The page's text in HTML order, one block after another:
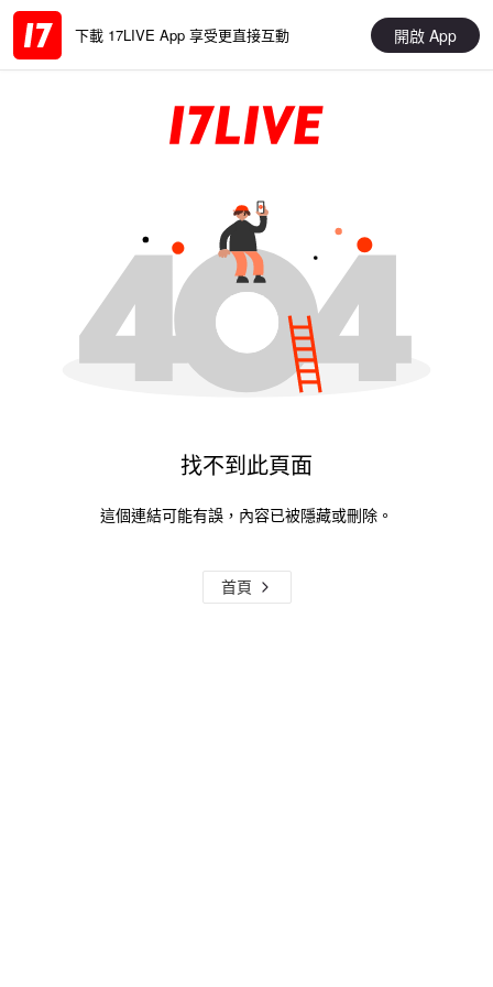
下載 17LIVE App 享受更直接互動 開啟 App
找不到此頁面
這個連結可能有誤，內容已被隱藏或刪除。
首頁